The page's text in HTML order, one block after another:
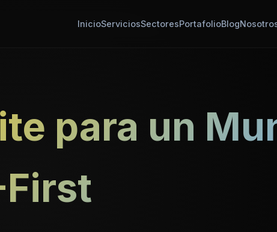
InicioServiciosSectoresPortafolioBlog
para un